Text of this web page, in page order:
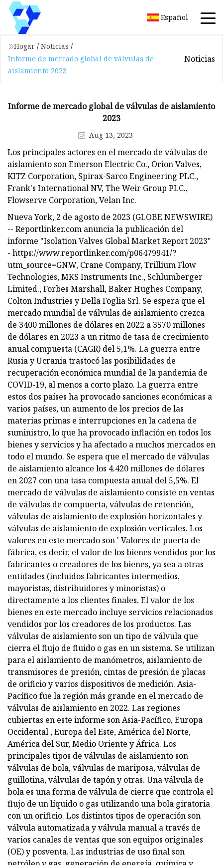
Español
Hogar / Noticias /
Informe de mercado global de válvulas de
aislamiento 2023
Noticias
Informe de mercado global de válvulas de aislamiento
2023
Aug 13, 2023
Los principales actores en el mercado de válvulas de
aislamiento son Emerson Electric Co., Orion Valves,
KITZ Corporation, Spirax-Sarco Engineering PLC.,
Frank's International NV, The Weir Group PLC.,
Flowserve Corporation, Velan Inc.
Nueva York, 2 de agosto de 2023 (GLOBE NEWSWIRE)
-- Reportlinker.com anuncia la publicación del
informe "Isolation Valves Global Market Report 2023"
- https://www.reportlinker.com/p06479941/?
utm_source=GNW, Crane Company, Trillium Flow
Technologies, MKS Instruments Inc., Schlumberger
Limited., Forbes Marshall, Baker Hughes Company,
Colton Industries y Della Foglia Srl. Se espera que el
mercado mundial de válvulas de aislamiento crezca
de 3400 millones de dólares en 2022 a 3570 millones
de dólares en 2023 a un ritmo de tasa de crecimiento
anual compuesta (CAGR) del 5,1%. La guerra entre
Rusia y Ucrania trastocó las posibilidades de
recuperación económica mundial de la pandemia de
COVID-19, al menos a corto plazo. La guerra entre
estos dos países ha provocado sanciones económicas a
varios países, un aumento de los precios de las
materias primas e interrupciones en la cadena de
suministro, lo que ha provocado inflación en todos los
bienes y servicios y ha afectado a muchos mercados en
todo el mundo. Se espera que el mercado de válvulas
de aislamiento alcance los 4.420 millones de dólares
en 2027 con una tasa compuesta anual del 5,5%. El
mercado de válvulas de aislamiento consiste en ventas
de válvulas de compuerta, válvulas de retención,
válvulas de aislamiento de explosión horizontales y
válvulas de aislamiento de explosión verticales. Los
valores en este mercado son ' Valores de puerta de
fábrica, es decir, el valor de los bienes vendidos por los
fabricantes o creadores de los bienes, ya sea a otras
entidades (incluidos fabricantes intermedios,
mayoristas, distribuidores y minoristas) o
directamente a los clientes finales. El valor de los
bienes en este mercado incluye servicios relacionados
vendidos por los creadores de los productos. Las
válvulas de aislamiento son un tipo de válvula que
cierra el flujo de fluido o gas en un sistema. Se utilizan
para el aislamiento de manómetros, aislamiento de
transmisores de presión, cintas de presión de placas
de orificio y varios dispositivos de medición. Asia-
Pacífico fue la región más grande en el mercado de
válvulas de aislamiento en 2022. Las regiones
cubiertas en este informe son Asia-Pacífico, Europa
Occidental , Europa del Este, América del Norte,
América del Sur, Medio Oriente y África. Los
principales tipos de válvulas de aislamiento son
válvulas de bola, válvulas de mariposa, válvulas de
guillotina, válvulas de tapón y otras. Una válvula de
bola es una forma de válvula de cierre que controla el
flujo de un líquido o gas utilizando una bola giratoria
con un orificio. Los distintos tipos de operación son
válvula automatizada y válvula manual a través de
varios canales de ventas que son equipos originales
(OE) y posventa. Las industrias de uso final son